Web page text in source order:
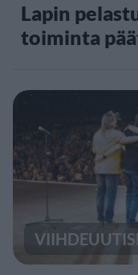
Lapin
toiminta